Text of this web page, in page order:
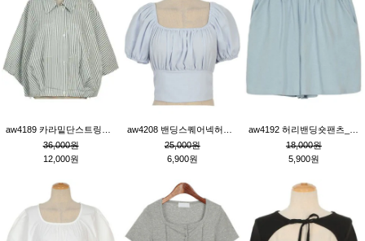
36,000원
12,000원
25,000원
6,900원
18,000원
5,900원